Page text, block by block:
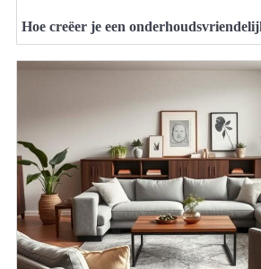
Hoe creëer je een